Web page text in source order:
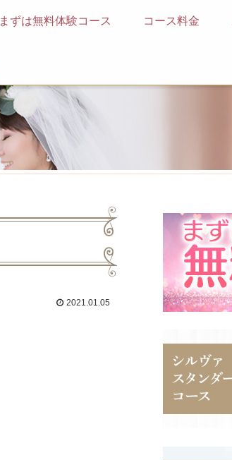
まずは無料体験コース コース料金
2021.01.05